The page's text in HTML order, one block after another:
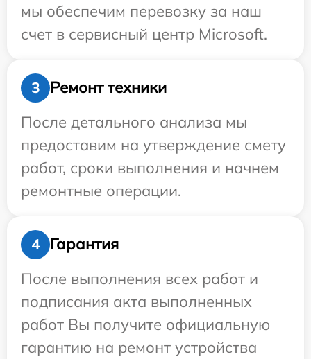
мы обеспечим перевозку за наш
счет в сервисный центр Microsoft.
3
Ремонт техники
После детального анализа мы
предоставим на утверждение смету
работ, сроки выполнения и начнем
ремонтные операции.
4
Гарантия
После выполнения всех работ и
подписания акта выполненных
работ Вы получите официальную
гарантию на ремонт устройства